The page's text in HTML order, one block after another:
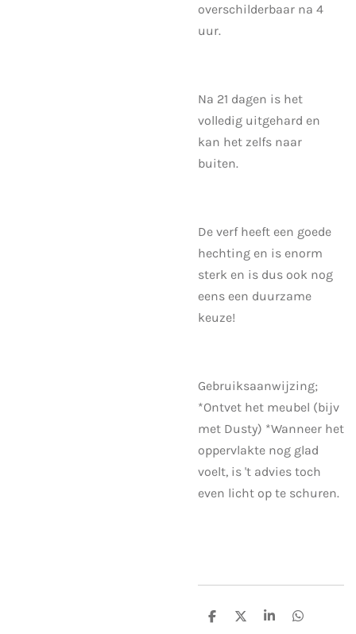
overschilderbaar na 4
uur.
Na 21 dagen is het
volledig uitgehard en
kan het zelfs naar
buiten.
De verf heeft een goede
hechting en is enorm
sterk en is dus ook nog
eens een duurzame
keuze!
Gebruiksaanwijzing;
*Ontvet het meubel (bijv
met Dusty) *Wanneer het
oppervlakte nog glad
voelt, is 't advies toch
even licht op te schuren.
D
D
S
D